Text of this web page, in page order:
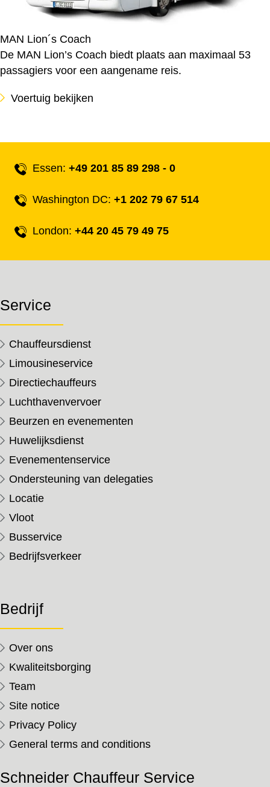
MAN Lion´s Coach
De MAN Lion’s Coach biedt plaats aan maximaal 53
passagiers voor een aangename reis.
Voertuig bekijken
Essen:+49 201 85 89 298 - 0
Washington DC:+1 202 79 67 514
London:+44 20 45 79 49 75
Service
Chauffeursdienst
Limousineservice
Directiechauffeurs
Luchthavenvervoer
Beurzen en evenementen
Huwelijksdienst
Evenementenservice
Ondersteuning van delegaties
Locatie
Vloot
Busservice
Bedrijfsverkeer
Bedrijf
Over ons
Kwaliteitsborging
Team
Site notice
Privacy Policy
General terms and conditions
Schneider Chauffeur Service